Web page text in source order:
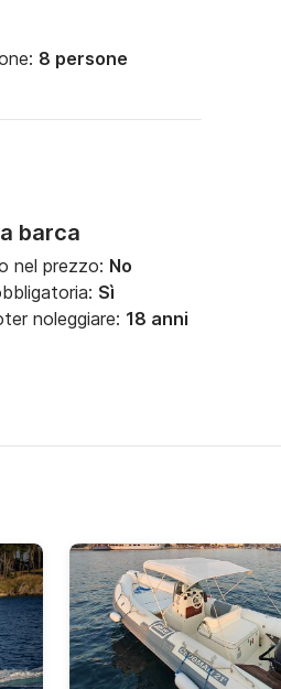
8 persone
barca
nel prezzo: No
Sì
noleggiare: 18 anni